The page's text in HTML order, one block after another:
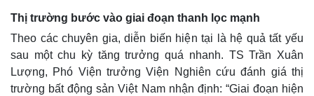
Thị trường bước vào giai đoạn thanh lọc mạnh
Theo các chuyên gia, diễn biến hiện tại là hệ quả tất yếu
sau một chu kỳ tăng trưởng quá nhanh. TS Trần Xuân
Lượng, Phó Viện trưởng Viện Nghiên cứu đánh giá thị
trường bất động sản Việt Nam nhận định: “Giai đoạn hiện